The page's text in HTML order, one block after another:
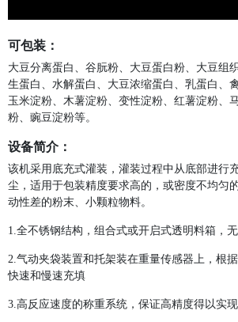
可包装：
大豆分离蛋白、谷朊粉、大豆蛋白粉、大豆组
生蛋白、水解蛋白、大豆浓缩蛋白、乳蛋白、
玉米淀粉、木薯淀粉、变性淀粉、红薯淀粉、
粉、豌豆淀粉等。
设备简介：
该机采用底充式灌装，灌装过程中从底部进行
尘，适用于包装精度要求高的，或密度不均匀
动性差的粉末、小颗粒物料。
1.全不锈钢结构，组合式或开启式透明料箱，
2.气动夹袋装置和托架装在重量传感器上，根
快速和慢速充填
3.高反应速度的称重系统，保证高精度得以实现